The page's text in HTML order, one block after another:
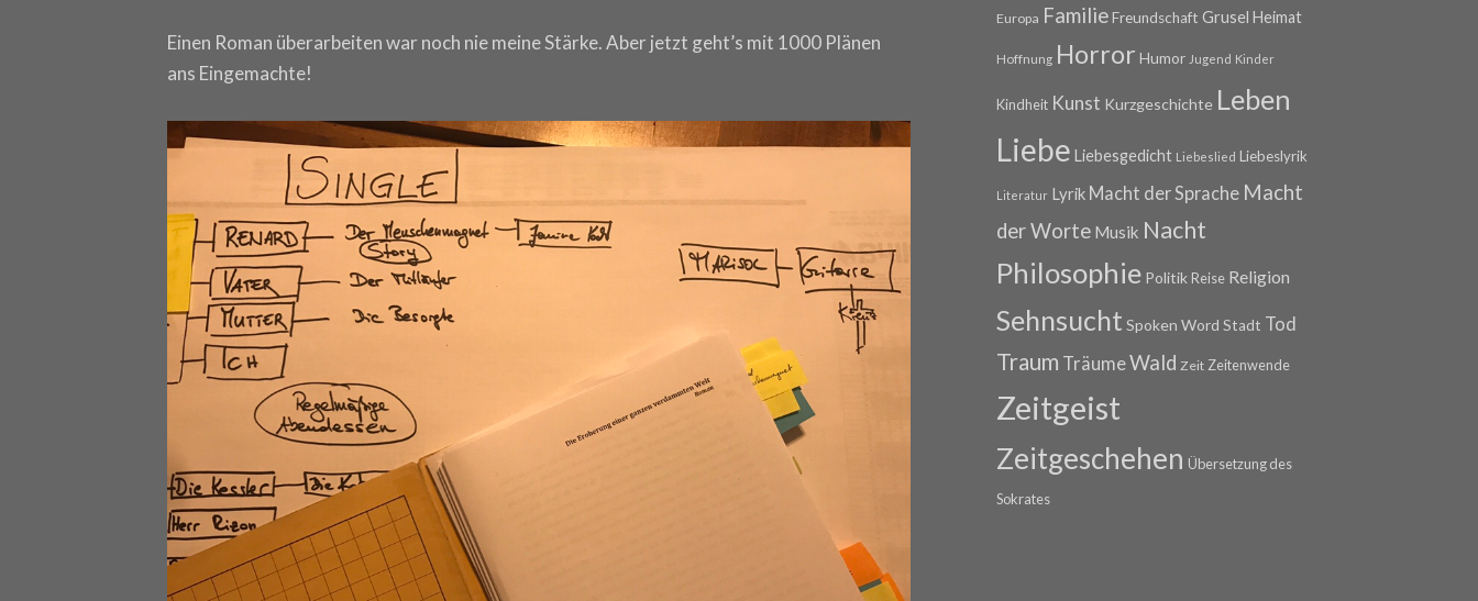
Einen Roman überarbeiten war noch nie meine Stärke. Aber jetzt geht’s mit 1000 Plänen
ans Eingemachte!
Europa FamilieFreundschaft Grusel Heimat
Hoffnung Horror Humor Jugend Kinder
Kindheit Kunst Kurzgeschichte Leben
Liebe Liebesgedicht Liebeslied Liebeslyrik
Literatur Lyrik Macht der Sprache Macht
der Worte Musik Nacht
Philosophie Politik Reise Religion
Sehnsucht Spoken Word Stadt Tod
Traum TräumeWald Zeit Zeitenwende
Zeitgeist
Zeitgeschehen Übersetzung des
Sokrates